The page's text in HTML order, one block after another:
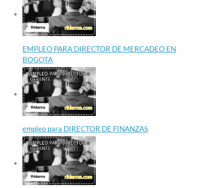
EMPLEO PARA DIRECTOR DE MERCADEO EN
BOGOTA
empleo para DIRECTOR DE FINANZAS